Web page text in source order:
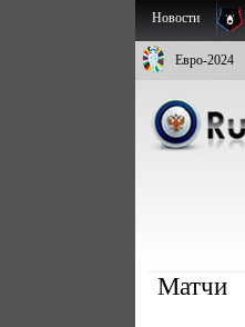
Новости
Евро-2024
Матчи